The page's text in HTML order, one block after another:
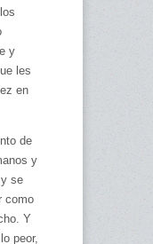
y
les
en
de
y
se
como
Y
peor,